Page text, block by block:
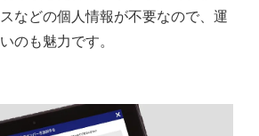
などの個人情報が不要なので、運
のも魅力です。